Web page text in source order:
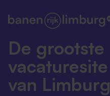
De grootste
vacaturesite
van Limburg